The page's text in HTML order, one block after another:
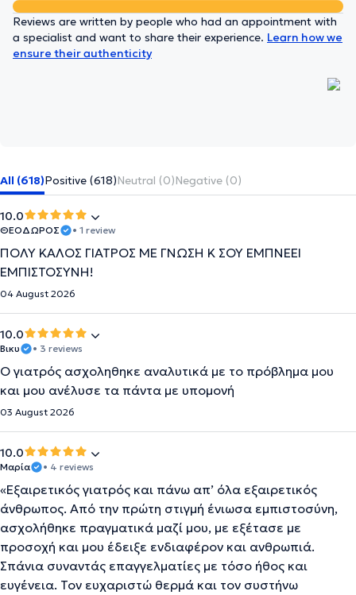
Reviews are written by people who had an appointment with
a specialist and want to share their experience. Learn how we
ensure their authenticity
All (618)Positive (618)Neutral (0)Negative (0)
10.0
ΘΕΟΔΩΡΟΣ • 1 review
ΠΟΛΥ ΚΑΛΟΣ ΓΙΑΤΡΟΣ ΜΕ ΓΝΩΣΗ Κ ΣΟΥ ΕΜΠΝΕΕΙ
ΕΜΠΙΣΤΟΣΥΝΗ!
04 August 2026
10.0
Βικυ • 3 reviews
Ο γιατρός ασχοληθηκε αναλυτικά με το πρόβλημα μου
και μου ανέλυσε τα πάντα με υπομονή
03 August 2026
10.0
Μαρία • 4 reviews
«Εξαιρετικός γιατρός και πάνω απ’ όλα εξαιρετικός
άνθρωπος. Από την πρώτη στιγμή ένιωσα εμπιστοσύνη,
ασχολήθηκε πραγματικά μαζί μου, με εξέτασε με
προσοχή και μου έδειξε ενδιαφέρον και ανθρωπιά.
Σπάνια συναντάς επαγγελματίες με τόσο ήθος και
ευγένεια. Τον ευχαριστώ θερμά και τον συστήνω